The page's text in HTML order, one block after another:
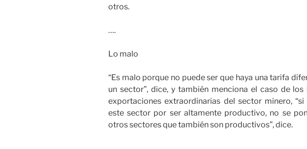
otros.
….
Lo malo
“Es malo porque no puede ser que haya una tarifa
un sector”, dice, y también menciona el caso de
exportaciones extraordinarias del sector minero,
este sector por ser altamente productivo, no se
otros sectores que también son productivos”, dice.